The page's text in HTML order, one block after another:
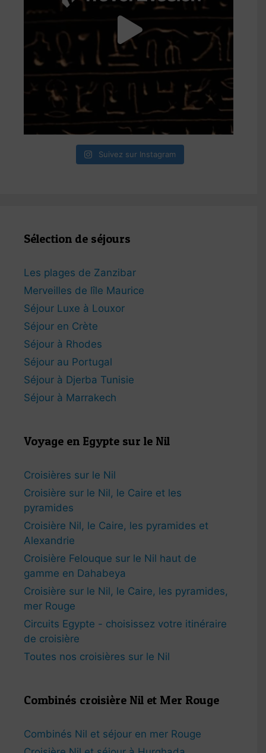
Suivez sur Instagram
Sélection de séjours
Les plages de Zanzibar
Merveilles de lîle Maurice
Séjour Luxe à Louxor
Séjour en Crète
Séjour à Rhodes
Séjour au Portugal
Séjour à Djerba Tunisie
Séjour à Marrakech
Voyage en Egypte sur le Nil
Croisières sur le Nil
Croisière sur le Nil, le Caire et les
pyramides
Croisière Nil, le Caire, les pyramides et
Alexandrie
Croisière Felouque sur le Nil haut de
gamme en Dahabeya
Croisière sur le Nil, le Caire, les pyramides,
mer Rouge
Circuits Egypte - choisissez votre itinéraire
de croisière
Toutes nos croisières sur le Nil
Combinés croisière Nil et Mer Rouge
Combinés Nil et séjour en mer Rouge